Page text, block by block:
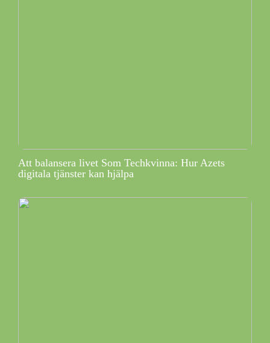
Att balansera livet Som Techkvinna: Hur Azets
digitala tjänster kan hjälpa